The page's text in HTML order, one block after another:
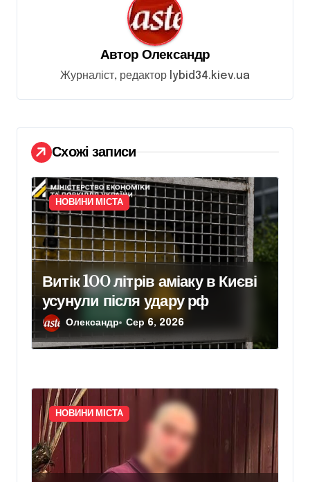
п
с
і
в
Автор Олександр
Журналіст, редактор lybid34.kiev.ua
Схожі записи
НОВИНИ МІСТА
Витік 100 літрів аміаку в Києві
усунули після удару рф
Олександр Сер 6, 2026
НОВИНИ МІСТА